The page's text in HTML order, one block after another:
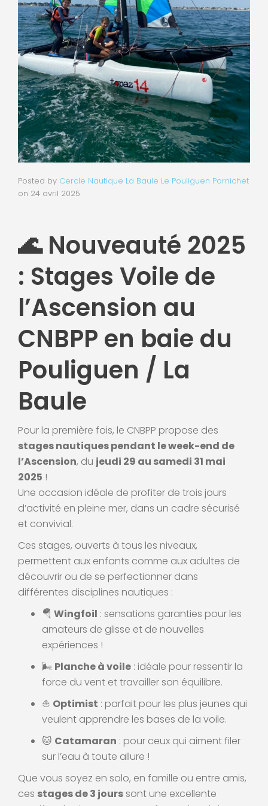
Posted by Cercle Nautique La Baule Le Pouliguen Pornichet
on 24 avril 2025
🌊 Nouveauté 2025
: Stages Voile de
l’Ascension au
CNBPP en baie du
Pouliguen / La
Baule
Pour la première fois, le CNBPP propose des
stages nautiques pendant le week-end de
l’Ascension, du jeudi 29 au samedi 31 mai
2025 !
Une occasion idéale de profiter de trois jours
d’activité en pleine mer, dans un cadre sécurisé
et convivial.
Ces stages, ouverts à tous les niveaux,
permettent aux enfants comme aux adultes de
découvrir ou de se perfectionner dans
différentes disciplines nautiques :
🪂 Wingfoil : sensations garanties pour les
amateurs de glisse et de nouvelles
expériences !
🌬️ Planche à voile : idéale pour ressentir la
force du vent et travailler son équilibre.
⛵ Optimist : parfait pour les plus jeunes qui
veulent apprendre les bases de la voile.
🐱 Catamaran : pour ceux qui aiment filer
sur l’eau à toute allure !
Que vous soyez en solo, en famille ou entre amis,
ces stages de 3 jours sont une excellente